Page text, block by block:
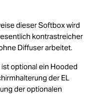
dieser Softbox wird
kontrastreicher
Diffuser arbeitet.
optional ein Hooded
der EL
der optionalen